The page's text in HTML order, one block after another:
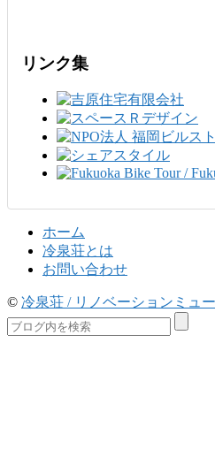
リンク集
ホーム
冷泉荘とは
お問い合わせ
© 冷泉荘 / リノベーションミュ